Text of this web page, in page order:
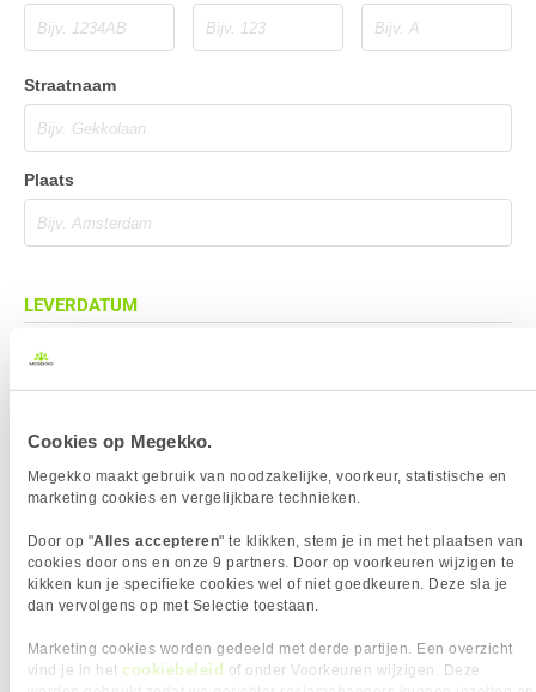
Cookies op Megekko.
Megekko maakt gebruik van noodzakelijke, voorkeur, statistische en
marketing cookies en vergelijkbare technieken.
Door op "Alles accepteren" te klikken, stem je in met het plaatsen van
cookies door ons en onze 9 partners. Door op voorkeuren wijzigen te
kikken kun je specifieke cookies wel of niet goedkeuren. Deze sla je
dan vervolgens op met Selectie toestaan.
Marketing cookies worden gedeeld met derde partijen. Een overzicht
vind je in het cookiebeleid of onder Voorkeuren wijzigen. Deze
Straatnaam
Plaats
LEVERDATUM
BEZORGADRES
Bezorgadres is gelijk aan factuuradres
Afhalen op PostNL afhaalpunt
Afhalen in Megekko Shop te Breda